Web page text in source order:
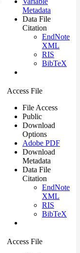
Metadata
Data File
Citation
EndNote
XML
RIS
BibTeX
Access File
File Access
Public
Download
Options
Adobe PDF
Download
Metadata
Data File
Citation
EndNote
XML
RIS
BibTeX
Access File